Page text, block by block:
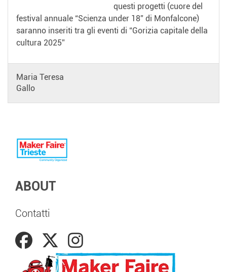
questi progetti (cuore del
festival annuale “Scienza under 18” di Monfalcone)
saranno inseriti tra gli eventi di “Gorizia capitale della
cultura 2025”
Maria Teresa
Gallo
ABOUT
Contatti